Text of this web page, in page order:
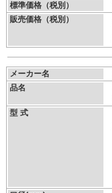
標準価格（税別）
販売価格（税別）
メーカー名
品名
型 式